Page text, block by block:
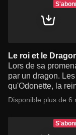
Le roi et le
Lors de sa
par un dragon.
qu'Odonette, la
Disponible plus de 6